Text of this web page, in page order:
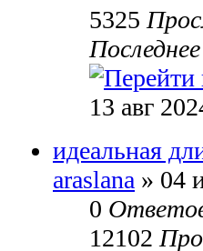
5325
13 авг
идеальная
araslana » 04
0
12102